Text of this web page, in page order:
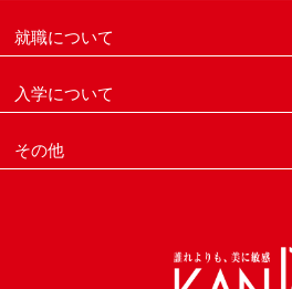
就職について
入学について
その他